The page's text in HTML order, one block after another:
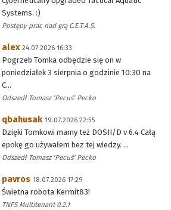
Systems. :)
Postępy prac nad grą C.E.T.A.S.
alex 24.07.2026 16:33
Pogrzeb Tomka odbędzie się on w
poniedziałek 3 sierpnia o godzinie 10:30 na
C...
Odszedł Tomasz 'Pecuś' Pecko
qbahusak 19.07.2026 22:55
Dzięki Tomkowi mamy też DOSII/D v 6.4 Całą
epokę go używałem bez tej wiedzy. ...
Odszedł Tomasz 'Pecuś' Pecko
pavros 18.07.2026 17:29
Świetna robota Kermit83!
TNFS Multitenant 0.2.1